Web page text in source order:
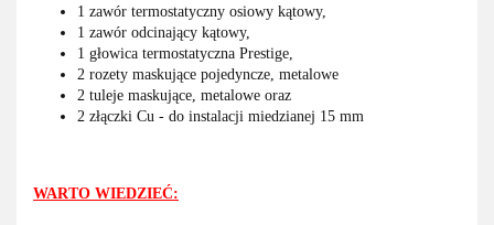
1 zawór termostatyczny osiowy kątowy,
1 zawór odcinający kątowy,
1 głowica termostatyczna Prestige,
2 rozety maskujące pojedyncze, metalowe
2 tuleje maskujące, metalowe oraz
2 złączki Cu - do instalacji miedzianej 15 mm
WARTO WIEDZIEĆ: